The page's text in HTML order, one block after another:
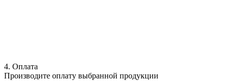
4. Оплата
Производите оплату выбранной продукции